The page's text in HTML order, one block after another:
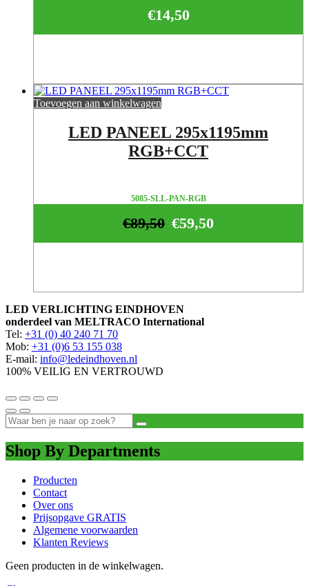
€14,50
Toevoegen aan winkelwagen
LED PANEEL 295x1195mm
RGB+CCT
5085-SLL-PAN-RGB
€59,50
€89,50
LED VERLICHTING EINDHOVEN
onderdeel van MELTRACO International
Tel: +31 (0) 40 240 71 70
Mob: +31 (0)6 53 155 038
E-mail: info@ledeindhoven.nl
100% VEILIG EN VERTROUWD
Shop By Departments
Producten
Contact
Over ons
Prijsopgave GRATIS
Algemene voorwaarden
Klanten Reviews
Geen producten in de winkelwagen.